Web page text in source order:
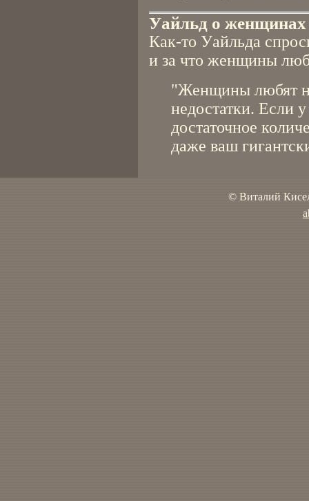
Уайльд о женщинах
Как-то Уайльда
и за что женщины
"Женщины любят
недостатки. Если
достаточное
даже ваш
© Виталий